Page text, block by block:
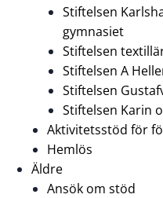
Stiftelsen
gymnasiet
Stiftelsen
Stiftelsen A
Stiftelsen
Stiftelsen Karin
Aktivitetsstöd för
Hemlös
Äldre
Ansök om stöd